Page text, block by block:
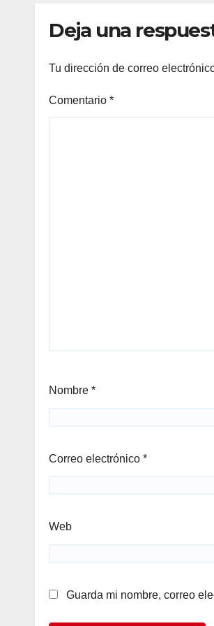
garantiza un
Deja una
Tu dirección de correo
Comentario *
Nombre *
Correo electrónico *
Web
Guarda mi nombre, correo